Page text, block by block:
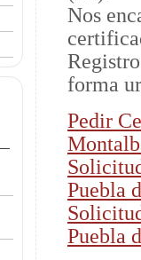
Nos
forma
Pedir
Puebla
Puebla